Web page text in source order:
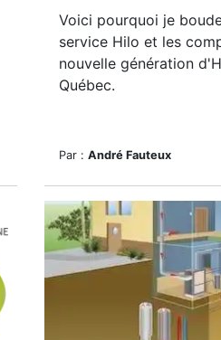
Voici pourquoi je
service Hilo et les
nouvelle génération
Québec.
Par : André Fauteux